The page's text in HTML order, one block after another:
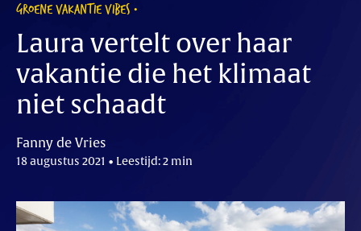
GROENE VAKANTIE VIBES
Laura vertelt over haar
vakantie die het klimaat
niet schaadt
Fanny de Vries
18 augustus 2021 • Leestijd: 2 min